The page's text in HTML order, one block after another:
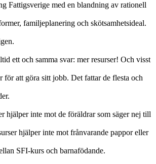
Fattigsverige med en blandning av rationell
familjeplanering och skötsamhetsideal.
ett och samma svar: mer resurser! Och visst
för att göra sitt jobb. Det fattar de flesta och
hjälper inte mot de föräldrar som säger nej till
hjälper inte mot frånvarande pappor eller
SFI-kurs och barnafödande.